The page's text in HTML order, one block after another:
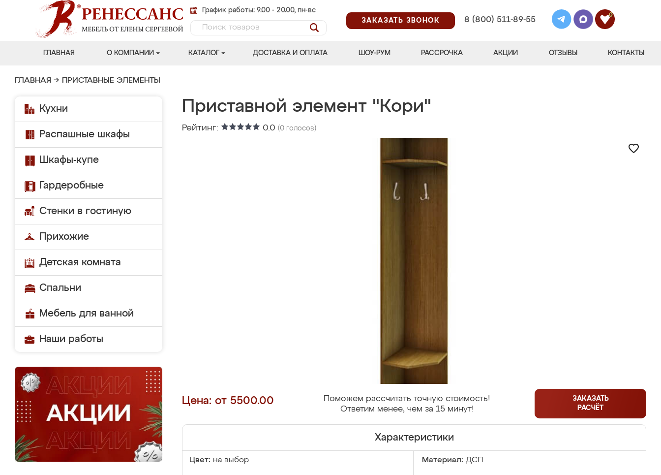
График работы: 9.00 - 20.00, пн-вс
ЗАКАЗАТЬ ЗВОНОК
8 (800) 511-89-55
0
ГЛАВНАЯ О КОМПАНИИ КАТАЛОГ ДОСТАВКА И ОПЛАТА ШОУ-РУМ РАССРОЧКА АКЦИИ ОТЗЫВЫ КОНТАКТЫ
ГЛАВНАЯ → ПРИСТАВНЫЕ ЭЛЕМЕНТЫ
Кухни
Распашные шкафы
Шкафы-купе
Гардеробные
Стенки в гостиную
Прихожие
Детская комната
Спальни
Мебель для ванной
Наши работы
Приставной элемент "Кори"
Рейтинг: 0.0 (0 голосов)
Цена: от 5500.00
Поможем рассчитать точную стоимость!
Ответим менее, чем за 15 минут!
ЗАКАЗАТЬ
РАСЧЁТ
Характеристики
Цвет: на выбор Материал: ДСП